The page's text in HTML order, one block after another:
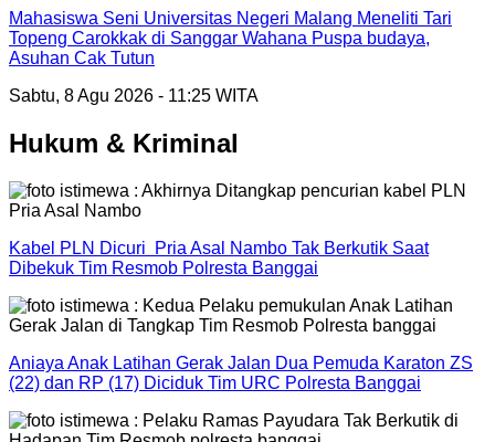
Mahasiswa Seni Universitas Negeri Malang Meneliti Tari
Topeng Carokkak di Sanggar Wahana Puspa budaya,
Asuhan Cak Tutun
Sabtu, 8 Agu 2026 - 11:25 WITA
Hukum & Kriminal
Kabel PLN Dicuri Pria Asal Nambo Tak Berkutik Saat
Dibekuk Tim Resmob Polresta Banggai
Aniaya Anak Latihan Gerak Jalan Dua Pemuda Karaton ZS
(22) dan RP (17) Diciduk Tim URC Polresta Banggai